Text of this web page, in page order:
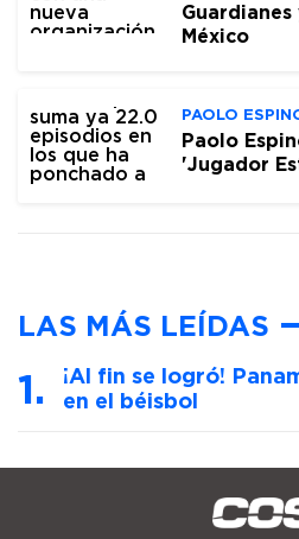
México
PAOLO
Paolo
'Jugador
LAS MÁS LEÍDAS
¡Al fin se logró!
en el béisbol